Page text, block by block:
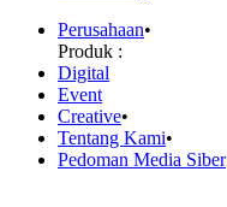
Perusahaan•
Produk :
Digital
Event
Creative•
Tentang Kami•
Pedoman Media Siber